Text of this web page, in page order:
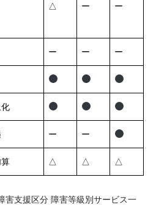
△ ー ー
ー ー ー
ー ー
△ △ △
害支援区分 障害等級別サービス一